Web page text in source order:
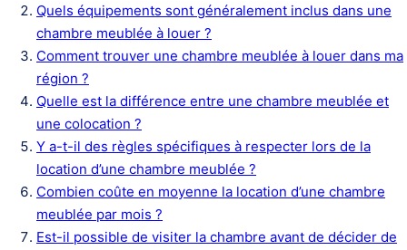
Quels équipements sont généralement inclus dans une
chambre meublée à louer ?
Comment trouver une chambre meublée à louer dans ma
région ?
Quelle est la différence entre une chambre meublée et
une colocation ?
Y a-t-il des règles spécifiques à respecter lors de la
location d’une chambre meublée ?
Combien coûte en moyenne la location d’une chambre
meublée par mois ?
Est-il possible de visiter la chambre avant de décider de